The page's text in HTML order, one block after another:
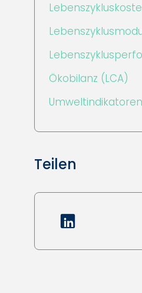
Ökobilanz (LCA)
Umweltindikatoren
Teilen